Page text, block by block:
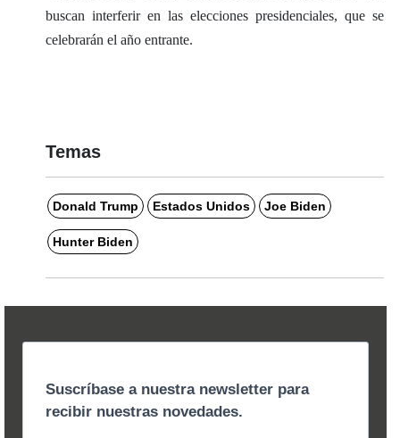
buscan interferir en las elecciones presidenciales, que se
celebrarán el año entrante.
Temas
Donald Trump Estados Unidos Joe Biden
Hunter Biden